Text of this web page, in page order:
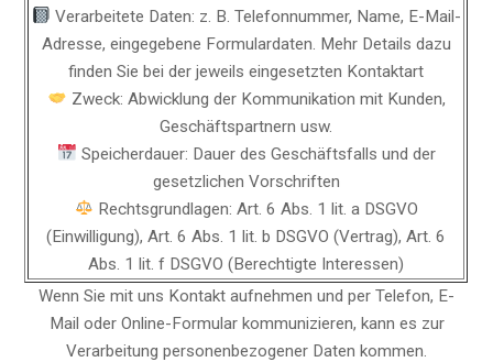
Verarbeitete Daten: z. B. Telefonnummer, Name, E-Mail-
Adresse, eingegebene Formulardaten. Mehr Details dazu
finden Sie bei der jeweils eingesetzten Kontaktart
Zweck: Abwicklung der Kommunikation mit Kunden,
Geschäftspartnern usw.
Speicherdauer: Dauer des Geschäftsfalls und der
gesetzlichen Vorschriften
Rechtsgrundlagen: Art. 6 Abs. 1 lit. a DSGVO
(Einwilligung), Art. 6 Abs. 1 lit. b DSGVO (Vertrag), Art. 6
Abs. 1 lit. f DSGVO (Berechtigte Interessen)
Wenn Sie mit uns Kontakt aufnehmen und per Telefon, E-
Mail oder Online-Formular kommunizieren, kann es zur
Verarbeitung personenbezogener Daten kommen.